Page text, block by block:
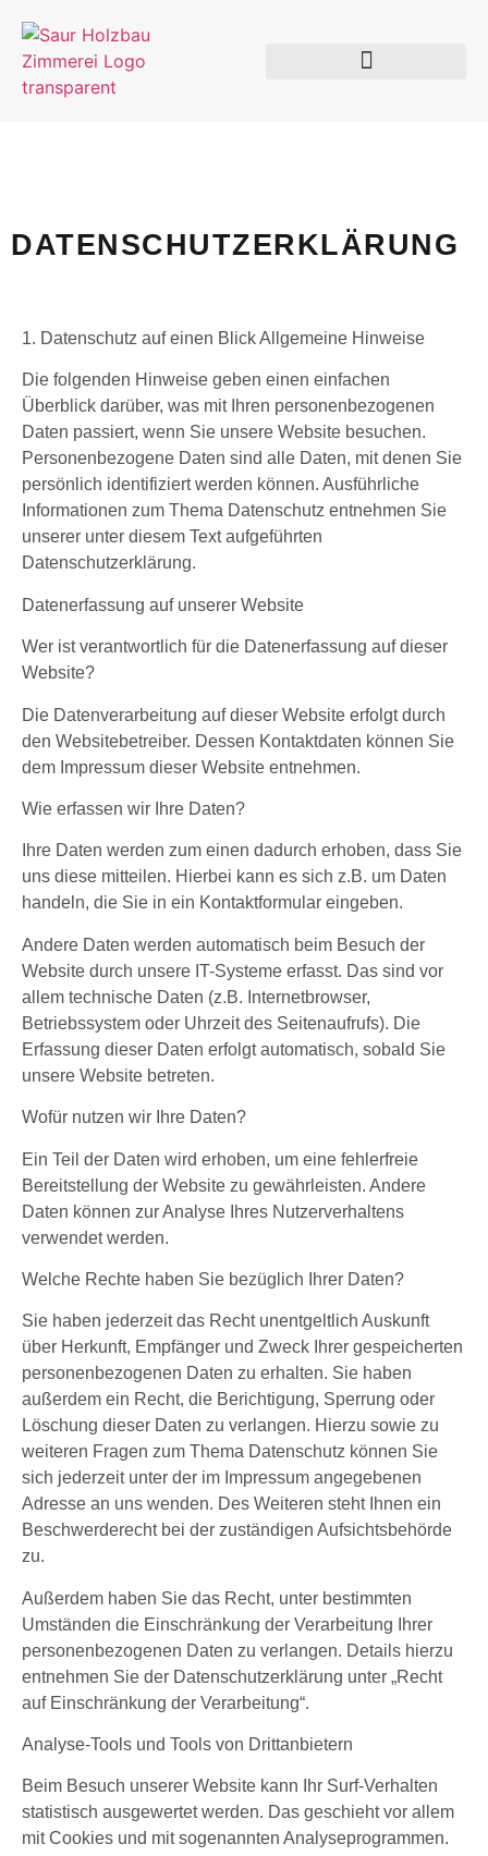
DATENSCHUTZERKLÄRUNG
1. Datenschutz auf einen BlickAllgemeine Hinweise
Die folgenden Hinweise geben einen einfachen
Überblick darüber, was mit Ihren personenbezogenen
Daten passiert, wenn Sie unsere Website besuchen.
Personenbezogene Daten sind alle Daten, mit denen Sie
persönlich identifiziert werden können. Ausführliche
Informationen zum Thema Datenschutz entnehmen Sie
unserer unter diesem Text aufgeführten
Datenschutzerklärung.
Datenerfassung auf unserer Website
Wer ist verantwortlich für die Datenerfassung auf dieser
Website?
Die Datenverarbeitung auf dieser Website erfolgt durch
den Websitebetreiber. Dessen Kontaktdaten können Sie
dem Impressum dieser Website entnehmen.
Wie erfassen wir Ihre Daten?
Ihre Daten werden zum einen dadurch erhoben, dass Sie
uns diese mitteilen. Hierbei kann es sich z.B. um Daten
handeln, die Sie in ein Kontaktformular eingeben.
Andere Daten werden automatisch beim Besuch der
Website durch unsere IT-Systeme erfasst. Das sind vor
allem technische Daten (z.B. Internetbrowser,
Betriebssystem oder Uhrzeit des Seitenaufrufs). Die
Erfassung dieser Daten erfolgt automatisch, sobald Sie
unsere Website betreten.
Wofür nutzen wir Ihre Daten?
Ein Teil der Daten wird erhoben, um eine fehlerfreie
Bereitstellung der Website zu gewährleisten. Andere
Daten können zur Analyse Ihres Nutzerverhaltens
verwendet werden.
Welche Rechte haben Sie bezüglich Ihrer Daten?
Sie haben jederzeit das Recht unentgeltlich Auskunft
über Herkunft, Empfänger und Zweck Ihrer gespeicherten
personenbezogenen Daten zu erhalten. Sie haben
außerdem ein Recht, die Berichtigung, Sperrung oder
Löschung dieser Daten zu verlangen. Hierzu sowie zu
weiteren Fragen zum Thema Datenschutz können Sie
sich jederzeit unter der im Impressum angegebenen
Adresse an uns wenden. Des Weiteren steht Ihnen ein
Beschwerderecht bei der zuständigen Aufsichtsbehörde
zu.
Außerdem haben Sie das Recht, unter bestimmten
Umständen die Einschränkung der Verarbeitung Ihrer
personenbezogenen Daten zu verlangen. Details hierzu
entnehmen Sie der Datenschutzerklärung unter „Recht
auf Einschränkung der Verarbeitung“.
Analyse-Tools und Tools von Drittanbietern
Beim Besuch unserer Website kann Ihr Surf-Verhalten
statistisch ausgewertet werden. Das geschieht vor allem
mit Cookies und mit sogenannten Analyseprogrammen.